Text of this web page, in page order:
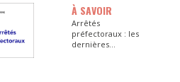
À SAVOIR
Arrêtés
préfectoraux : les
dernières